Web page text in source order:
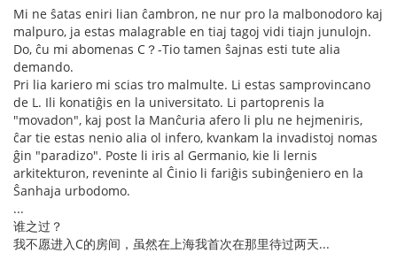
Mi ne ŝatas eniri lian ĉambron, ne nur pro la malbonodoro kaj
malpuro, ja estas malagrable en tiaj tagoj vidi tiajn junulojn.
Do, ĉu mi abomenas C？-Tio tamen ŝajnas esti tute alia
demando.
Pri lia kariero mi scias tro malmulte. Li estas samprovincano
de L. Ili konatiĝis en la universitato. Li partoprenis la
"movadon", kaj post la Manĉuria afero li plu ne hejmeniris,
ĉar tie estas nenio alia ol infero, kvankam la invadistoj nomas
ĝin "paradizo". Poste li iris al Germanio, kie li lernis
arkitekturon, reveninte al Ĉinio li fariĝis subinĝeniero en la
Ŝanhaja urbodomo.
...
谁之过？
我不愿进入C的房间，虽然在上海我首次在那里待过两天...